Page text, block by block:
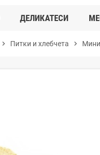
ДЕЛИКАТЕСИ
chevron_right Питки и хлебчета chevron_right